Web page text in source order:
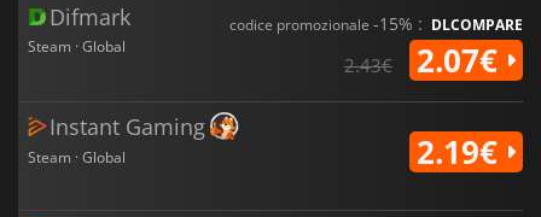
Difmark
Steam · Global
codice promozionale -15% : DLCOMPARE
2.43€ 2.07€
Instant Gaming
Steam · Global 2.19€